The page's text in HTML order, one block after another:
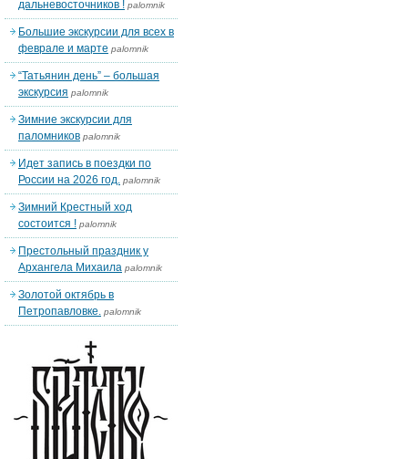
дальневосточников ! palomnik
Большие экскурсии для всех в
феврале и марте palomnik
“Татьянин день” – большая
экскурсия palomnik
Зимние экскурсии для
паломников palomnik
Идет запись в поездки по
России на 2026 год. palomnik
Зимний Крестный ход
состоится ! palomnik
Престольный праздник у
Архангела Михаила palomnik
Золотой октябрь в
Петропавловке. palomnik